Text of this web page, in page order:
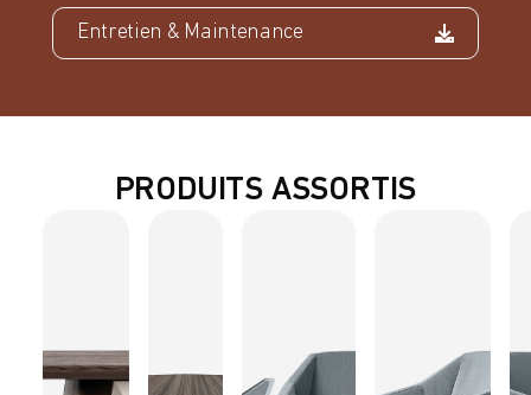
Entretien & Maintenance
PRODUITS ASSORTIS